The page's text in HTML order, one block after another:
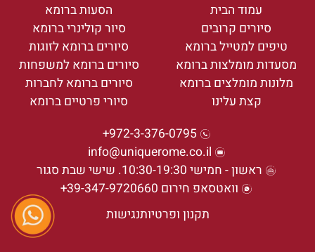
עמוד הבית
סיורים קרובים
טיפים למטייל ברומא
מסעדות מומלצות ברומא
מלונות מומלצים ברומא
קצת עלינו
הסעות ברומא
סיור קולינרי ברומא
סיורים ברומא לזוגות
סיורים ברומא למשפחות
סיורים ברומא לחברות
סיורי פרטיים ברומא
972-3-376-0795+
info@uniquerome.co.il
ראשון - חמישי 10:30-19:30. שישי שבת סגור
וואטסאפ חירום 39-347-9720660+
תקנון ופרטיותנגישות